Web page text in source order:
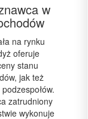
w
na rynku
oferuje
stanu
jak też
zatrudniony
wykonuje